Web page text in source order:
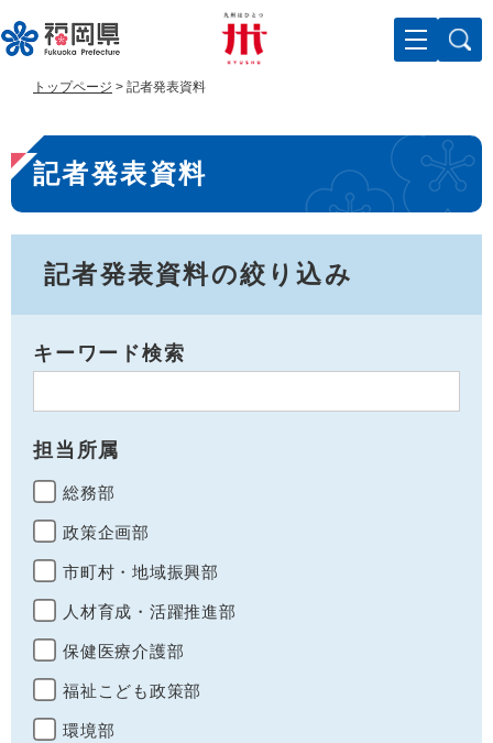
ー
ジ
で
す
ニ
ュ
ば
し
トップページ > 記者発表資料
本
文
記者発表資料
記者発表資料の絞り込み
キーワード検索
担当所属
総務部
政策企画部
市町村・地域振興部
人材育成・活躍推進部
保健医療介護部
福祉こども政策部
環境部